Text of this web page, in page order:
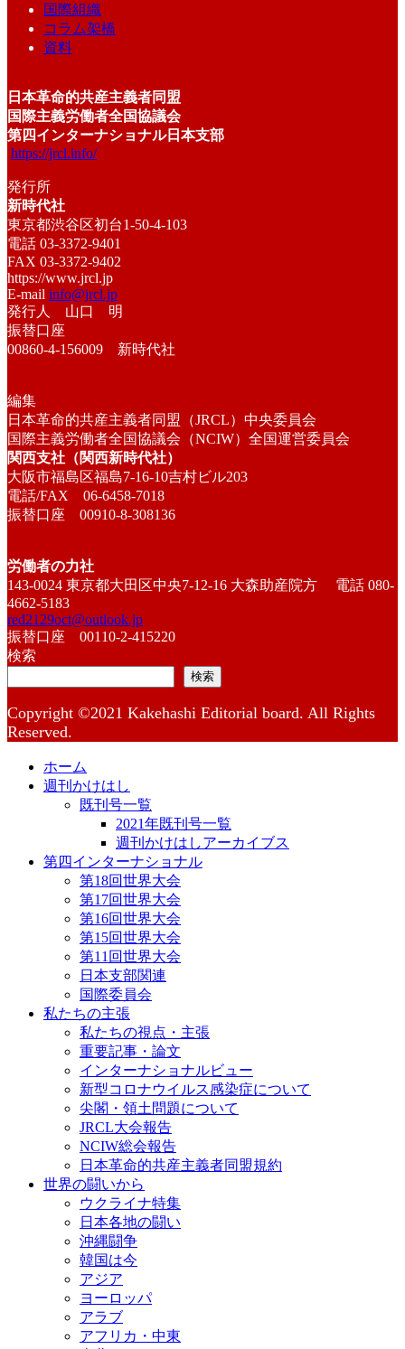
国際組織
コラム架橋
資料
日本革命的共産主義者同盟
国際主義労働者全国協議会
第四インターナショナル日本支部
https://jrcl.info/
発行所
新時代社
東京都渋谷区初台1-50-4-103
電話 03-3372-9401
FAX 03-3372-9402
https://www.jrcl.jp
E-mail info@jrcl.jp
発行人 山口 明
振替口座
00860-4-156009 新時代社
編集
日本革命的共産主義者同盟（JRCL）中央委員会
国際主義労働者全国協議会（NCIW）全国運営委員会
関西支社（関西新時代社）
大阪市福島区福島7-16-10吉村ビル203
電話/FAX 06-6458-7018
振替口座 00910-8-308136
労働者の力社
143-0024 東京都大田区中央7-12-16 大森助産院方 電話 080-
4662-5183
red2129oct@outlook.jp
振替口座 00110-2-415220
検索
検索
Copyright ©2021 Kakehashi Editorial board. All Rights
Reserved.
ホーム
週刊かけはし
既刊号一覧
2021年既刊号一覧
週刊かけはしアーカイブス
第四インターナショナル
第18回世界大会
第17回世界大会
第16回世界大会
第15回世界大会
第11回世界大会
日本支部関連
国際委員会
私たちの主張
私たちの視点・主張
重要記事・論文
インターナショナルビュー
新型コロナウイルス感染症について
尖閣・領土問題について
JRCL大会報告
NCIW総会報告
日本革命的共産主義者同盟規約
世界の闘いから
ウクライナ特集
日本各地の闘い
沖縄闘争
韓国は今
アジア
ヨーロッパ
アラブ
アフリカ・中東